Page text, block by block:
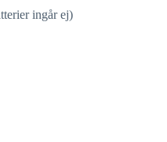
ingår ej)